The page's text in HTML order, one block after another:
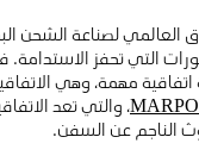
العالمي لصناعة الشحن
التي تحفز
اتفاقية مهمة، وهي
، والتي تعد
الناجم عن السفن.